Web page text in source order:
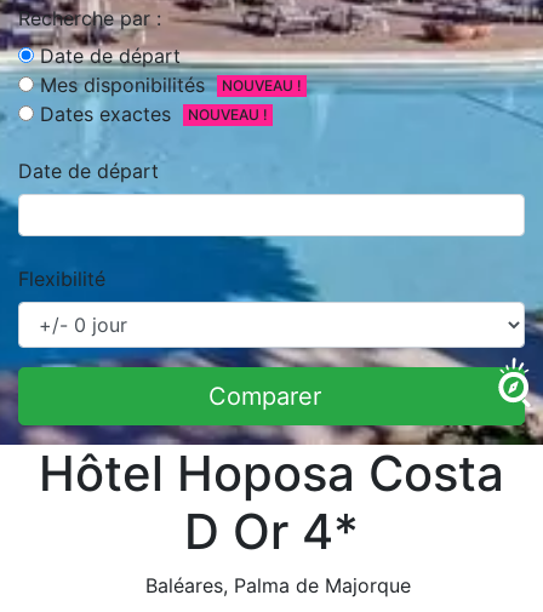
Recherche par :
Date de départ
Mes disponibilités
NOUVEAU !
Dates exactes NOUVEAU !
Date de départ
Flexibilité
Comparer
Hôtel Hoposa Costa
D Or 4*
Baléares, Palma de Majorque